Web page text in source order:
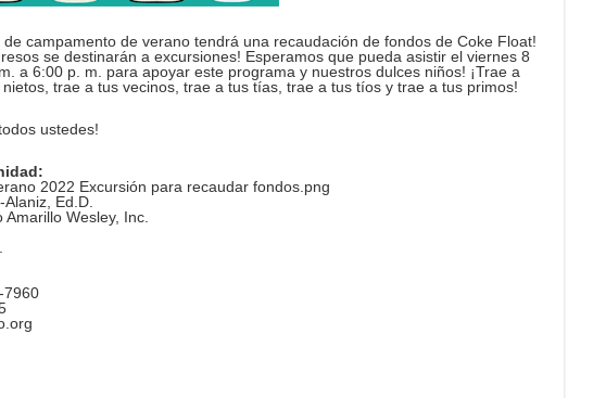
de campamento de verano tendrá una recaudación de fondos de Coke Float!
se destinarán a excursiones! Esperamos que pueda asistir el viernes 8
a 6:00 p. m. para apoyar este programa y nuestros dulces niños! ¡Trae a
trae a tus vecinos, trae a tus tías, trae a tus tíos y trae a tus primos!
ustedes!
2022 Excursión para recaudar fondos.png
Ed.D.
Wesley, Inc.
7960